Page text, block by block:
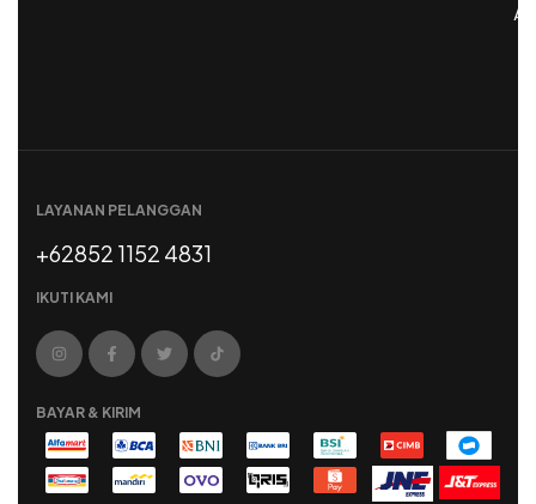
LAYANAN PELANGGAN
+62852 1152 4831
IKUTI KAMI
BAYAR & KIRIM